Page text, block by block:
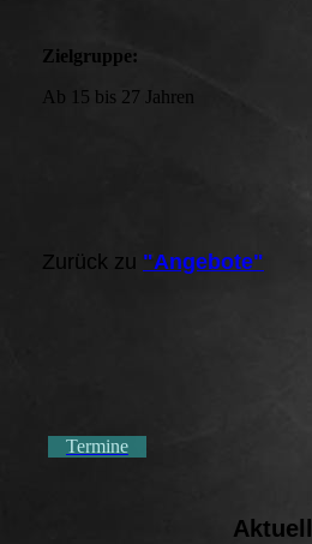
Zielgruppe:
Ab 15 bis 27 Jahren
Zurück zu "Angebote"
Termine
Aktuell